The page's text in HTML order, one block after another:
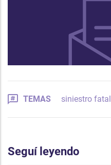
TEMAS siniestro fatal
Seguí leyendo